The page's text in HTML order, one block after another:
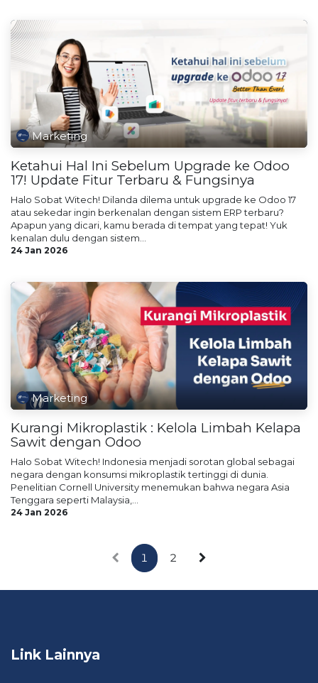
Marketing
Ketahui Hal Ini Sebelum Upgrade ke Odoo
17! Update Fitur Terbaru & Fungsinya
Halo Sobat Witech! Dilanda dilema untuk upgrade ke Odoo 17
atau sekedar ingin berkenalan dengan sistem ERP terbaru?
Apapun yang dicari, kamu berada di tempat yang tepat! Yuk
kenalan dulu dengan sistem...
24 Jan 2026
Marketing
Kurangi Mikroplastik : Kelola Limbah Kelapa
Sawit dengan Odoo
Halo Sobat Witech! Indonesia menjadi sorotan global sebagai
negara dengan konsumsi mikroplastik tertinggi di dunia.
Penelitian Cornell University menemukan bahwa negara Asia
Tenggara seperti Malaysia,...
24 Jan 2026
1 2
Link Lainnya